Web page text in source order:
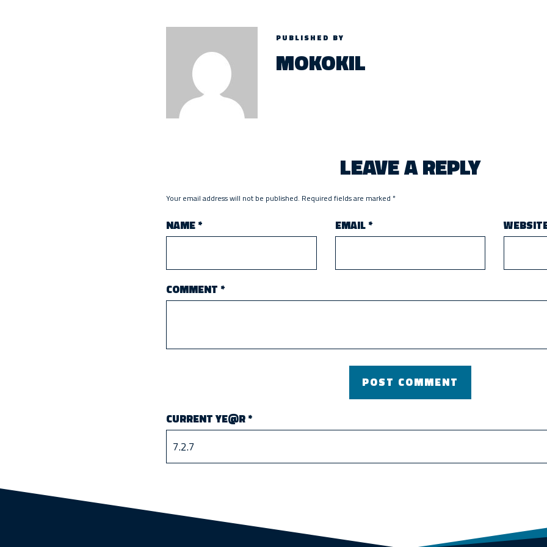
PUBLISHED BY
MOKOKIL
LEAVE A REPLY
Your email address will not be published. Required fields are marked *
NAME* EMAIL*
COMMENT *
CURRENT YE@R*